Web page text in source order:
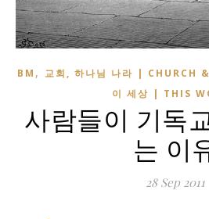
BM , 교회, 하나님 나라 | CHURCH
이 세상 | THIS
사람들이 기독
는 이
28 Sep 2011